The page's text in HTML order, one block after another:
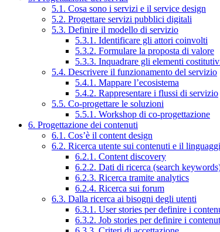
5.1. Cosa sono i servizi e il service design
5.2. Progettare servizi pubblici digitali
5.3. Definire il modello di servizio
5.3.1. Identificare gli attori coinvolti
5.3.2. Formulare la proposta di valore
5.3.3. Inquadrare gli elementi
5.4. Descrivere il funzionamento del servizio
5.4.1. Mappare l’ecosistema
5.4.2. Rappresentare i flussi di servizio
5.5. Co-progettare le soluzioni
5.5.1. Workshop di co-progettazione
6. Progettazione dei contenuti
6.1. Cos’è il content design
6.2. Ricerca utente sui contenuti e il
6.2.1. Content discovery
6.2.2. Dati di ricerca (search
6.2.3. Ricerca tramite analytics
6.2.4. Ricerca sui forum
6.3. Dalla ricerca ai bisogni degli utenti
6.3.1. User stories per definire i
6.3.2. Job stories per definire i